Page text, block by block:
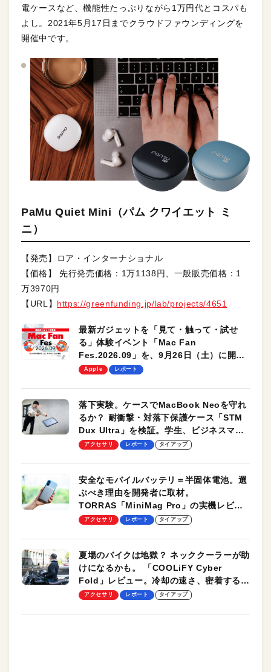
電ケースなど、機能性たっぷりながら1万円代とコスパも
よし。2021年5月17日までクラウドファウンディングを
開催中です。
PaMu Quiet Mini（パム クワイエット ミ
ニ）
【発売】ロア・インターナショナル
【価格】 先行発売価格：1万1138円、一般販売価格：1
万3970円
【URL】 https://greenfunding.jp/lab/projects/4651
最新ガジェットを「見て・触って・試せ
る」体験イベント「Mac Fan
Fes.2026.09」を、9月26日（土）に開催
します！
Apple レポート
落下実験。ケースでMacBook Neoを守れ
るか？ 耐衝撃・対落下保護ケース「STM
Dux Ultra」を検証。学生、ビジネスマン
のモバイルユースに最適！
アクセサリ レポート タイアップ
安全なモバイルバッテリ＝半固体電池。選
ぶべき理由を開発者に取材。
TORRAS「MiniMag Pro」の実機レビュ
ーも
アクセサリ レポート タイアップ
夏場のバイクは地獄？ ネッククーラーが助
けになるかも。 「COOLiFY Cyber
Fold」レビュー。冷却の速さ、密着する冷
却プレート、シンプルな操作性がグッド！
アクセサリ レポート タイアップ